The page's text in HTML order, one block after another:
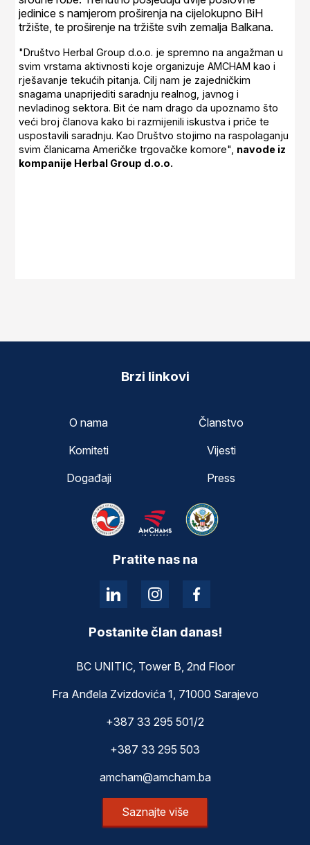
jedinice s namjerom proširenja na cijelokupno BiH
tržište, te proširenje na tržište svih zemalja Balkana.
"Društvo Herbal Group d.o.o. je spremno na angažman u
svim vrstama aktivnosti koje organizuje AMCHAM kao i
rješavanje tekućih pitanja. Cilj nam je zajedničkim
snagama unaprijediti saradnju realnog, javnog i
nevladinog sektora. Bit će nam drago da upoznamo što
veći broj članova kako bi razmijenili iskustva i priče te
uspostavili saradnju. Kao Društvo stojimo na raspolaganju
svim članicama Američke trgovačke komore", navode iz
kompanije Herbal Group d.o.o.
Brzi linkovi
O nama
Članstvo
Komiteti
Vijesti
Događaji
Press
Pratite nas na
Postanite član danas!
BC UNITIC, Tower B, 2nd Floor
Fra Anđela Zvizdovića 1, 71000 Sarajevo
+387 33 295 501/2
+387 33 295 503
amcham@amcham.ba
Saznajte više